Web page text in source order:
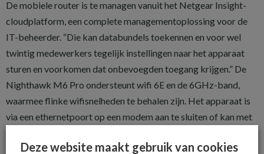
De mobiele router is te managen vanuit het Netgear Insight-
cloudplatform, een complete management­oplossing voor de
IT-beheerder. “Die kan databundels toekennen en voor wel
twintig medewerkers tegelijk instellingen naar het apparaat
sturen en voorkomen dat onbevoegden toegang krijgen.” De
Nighthawk M6 Pro ondersteunt wifi 6E en de 6GHz-band,
waarmee flinke wifisnelheden te behalen zijn. Het apparaat is
via een ethernetpoort op een modem aan te sluiten of kan met
Deze website maakt gebruik van cookies